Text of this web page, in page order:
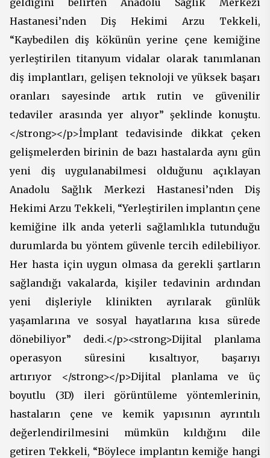
Hastanesi’nden Diş Hekimi Arzu Tekkeli,
“Kaybedilen diş kökünün yerine çene kemiğine
yerleştirilen titanyum vidalar olarak tanımlanan
diş implantları, gelişen teknoloji ve yüksek başarı
oranları sayesinde artık rutin ve güvenilir
tedaviler arasında yer alıyor” şeklinde konuştu.
</strong></p>İmplant tedavisinde dikkat çeken
gelişmelerden birinin de bazı hastalarda aynı gün
yeni diş uygulanabilmesi olduğunu açıklayan
Anadolu Sağlık Merkezi Hastanesi’nden Diş
Hekimi Arzu Tekkeli, “Yerleştirilen implantın çene
kemiğine ilk anda yeterli sağlamlıkla tutunduğu
durumlarda bu yöntem güvenle tercih edilebiliyor.
Her hasta için uygun olmasa da gerekli şartların
sağlandığı vakalarda, kişiler tedavinin ardından
yeni dişleriyle klinikten ayrılarak günlük
yaşamlarına ve sosyal hayatlarına kısa sürede
dönebiliyor” dedi.</p><strong>Dijital planlama
operasyon süresini kısaltıyor, başarıyı
artırıyor </strong></p>Dijital planlama ve üç
boyutlu (3D) ileri görüntüleme yöntemlerinin,
hastaların çene ve kemik yapısının ayrıntılı
değerlendirilmesini mümkün kıldığını dile
getiren Tekkeli, “Böylece implantın kemiğe hangi